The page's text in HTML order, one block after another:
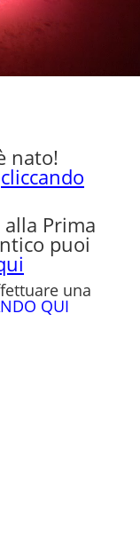
nato!
cliccando
alla Prima
puoi
una
QUI